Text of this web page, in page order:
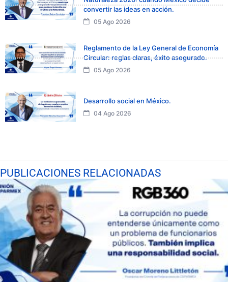
convertir las ideas en acción.
05 Ago 2026
Reglamento de la Ley General de Economía
Circular: reglas claras, éxito asegurado.
05 Ago 2026
Desarrollo social en México.
04 Ago 2026
PUBLICACIONES RELACIONADAS